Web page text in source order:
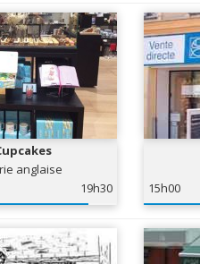
anglaise
19h30
15h00